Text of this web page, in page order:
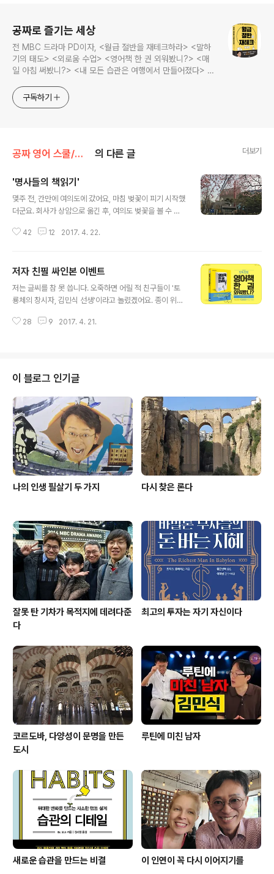
공짜로 즐기는 세상
전 MBC 드라마 PD이자, <월급 절반을 재테크하라> <말하
기의 태도> <외로움 수업> <영어책 한 권 외워봤니?> <매
일 아침 써봤니?> <내 모든 습관은 여행에서 만들어졌다> <
로그입니다.
구독하기
공짜 영어 스쿨/영어책 한 권 외워봤니? 의 다른 글 더보기
'명사들의 책읽기'
몇주 전, 간만에 여의도에 갔어요, 마침 벚꽃이 피기 시작했
더군요. 회사가 상암으로 옮긴 후, 여의도 벚꽃을 볼 수 없
를 걸어서 한바퀴 돕니다. MBC가 여의도에 있던 시절에
문에 일하는 내가 웬 고생이냐.' 그러다 마음을 고쳐먹었어
요. '벚꽃은 매년 필 것이고, 사람은 해마다 올 것인데, 매년
투덜거리기만 할 것인가? 남들은 멀리서 구경도 오는데, 나
벚꽃이 피면 밤 늦게 퇴근하면서 혼자 여의도를 걸었어요.
42 12 2017. 4. 22.
저자 친필 싸인본 이벤트
저는 글씨를 참 못 씁니다. 오죽하면 어릴 적 친구들이 '토
룡체의 창시자, 김민식 선생'이라고 놀렸겠어요. 종이 위에
펜글씨반도 다녔지만 소용없더군요. 악필도 불치병인가봐
고 싶다는 저의 소망을 꺾었습니다. 컴퓨터가 제대로 쓰이
기 전의 일이었지요. "글씨가 엉망이어도 먹고 살 수 있는
직업이 딱 하나 있다. 그게 의사야." 고교 시절, 정말 우울했
어요. 이과생의 몸 안에 갇힌 문과생... 성적은 나날이 떨어
지는데 답이 보이지 않았어요. 의대 갈 성적이 안 되니, 공
대를 가야하는데, ..
28 9 2017. 4. 21.
이 블로그 인기글
나의 인생 필살기 두 가지 다시 찾은 론다
잘못 탄 기차가 목적지에 데려다준
다
최고의 투자는 자기 자신이다
코르도바, 다양성이 문명을 만든
도시
루틴에 미친 남자
새로운 습관을 만드는 비결 이 인연이 꼭 다시 이어지기를